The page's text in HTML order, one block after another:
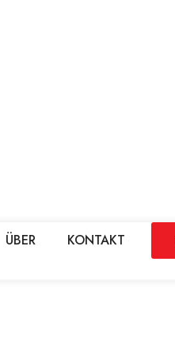
ÜBER KONTAKT